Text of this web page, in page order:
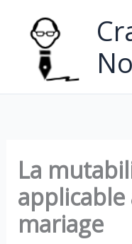
contenu
La
mariage